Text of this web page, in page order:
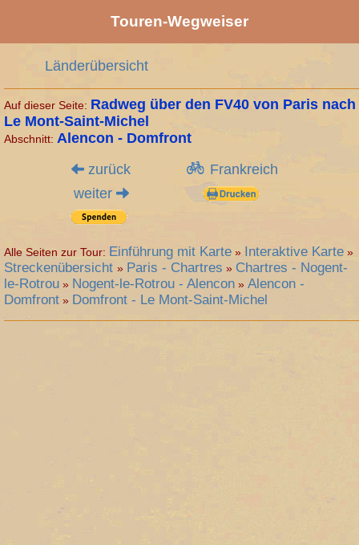
Touren-Wegweiser
Länderübersicht
Auf dieser Seite: Radweg über den FV40 von Paris nach
Le Mont-Saint-Michel
Abschnitt: Alencon - Domfront
zurück
Frankreich
weiter
Alle Seiten zur Tour: Einführung mit Karte » Interaktive Karte »
Streckenübersicht» Paris - Chartres » Chartres - Nogent-
le-Rotrou » Nogent-le-Rotrou - Alencon »Alencon -
Domfront » Domfront - Le Mont-Saint-Michel